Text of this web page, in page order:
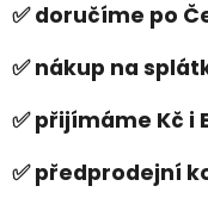
✅ doručíme po
✅ nákup na
✅ přijímáme Kč i
✅ předprodejní